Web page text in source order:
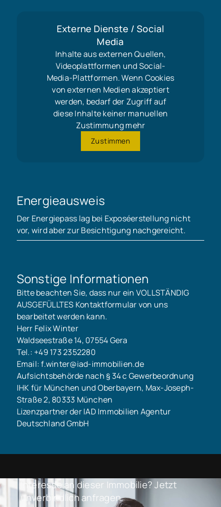
Externe Dienste / Social
Media
Inhalte aus externen Quellen,
Videoplattformen und Social-
Media-Plattformen. Wenn Cookies
von externen Medien akzeptiert
werden, bedarf der Zugriff auf
diese Inhalte keiner manuellen
Zustimmung mehr
Zustimmen
Energieausweis
Der Energiepass lag bei Exposéerstellung nicht
vor, wird aber zur Besichtigung nachgereicht.
Sonstige Informationen
Bitte beachten Sie, dass nur ein VOLLSTÄNDIG
AUSGEFÜLLTES Kontaktformular von uns
bearbeitet werden kann.
Herr Felix Winter
Waldseestraße 14, 07554 Gera
Tel.: +49 173 2352280
Email: f.winter@iad-immobilien.de
Aufsichtsbehörde nach § 34 c Gewerbeordnung
IHK für München und Oberbayern, Max-Joseph-
Straße 2, 80333 München
Lizenzpartner der IAD Immobilien Agentur
Deutschland GmbH
Interesse an dieser Immobilie? Jetzt
unverbindlich anfragen.